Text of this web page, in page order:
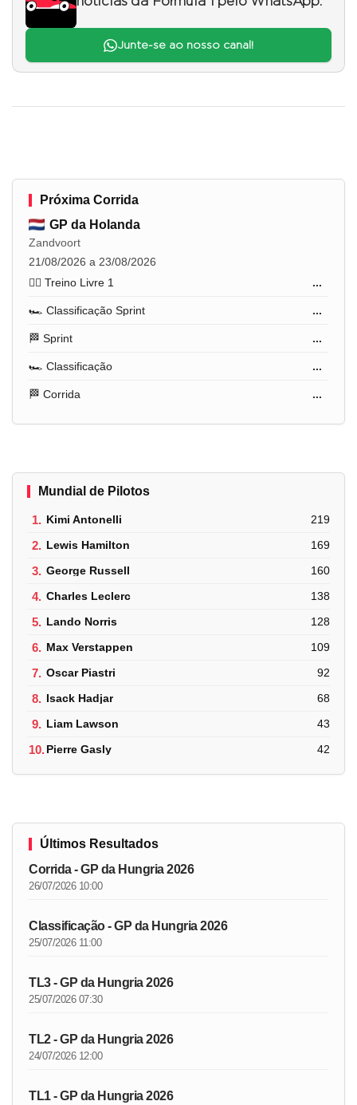
Junte-se ao nosso canal!
Próxima Corrida
GP da Holanda
Zandvoort
21/08/2026 a 23/08/2026
🏋️‍♂️ Treino Livre 1
...
🏎️ Classificação Sprint ...
🏁 Sprint ...
🏎️ Classificação ...
🏁 Corrida ...
Mundial de Pilotos
1. Kimi Antonelli 219
2. Lewis Hamilton 169
3. George Russell 160
4. Charles Leclerc 138
5. Lando Norris 128
6. Max Verstappen 109
7. Oscar Piastri 92
8. Isack Hadjar 68
9. Liam Lawson 43
10.Pierre Gasly 42
Últimos Resultados
Corrida - GP da Hungria 2026
26/07/2026 10:00
Classificação - GP da Hungria 2026
25/07/2026 11:00
TL3 - GP da Hungria 2026
25/07/2026 07:30
TL2 - GP da Hungria 2026
24/07/2026 12:00
TL1 - GP da Hungria 2026